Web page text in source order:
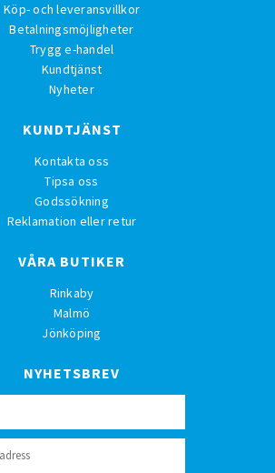
Köp- och leveransvillkor
Betalningsmöjligheter
Trygg e-handel
Kundtjänst
Nyheter
KUNDTJÄNST
Kontakta oss
Tipsa oss
Godssökning
Reklamation eller retur
VÅRA BUTIKER
Rinkaby
Malmö
Jönköping
NYHETSBREV